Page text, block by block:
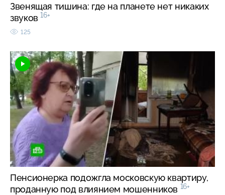
Звенящая тишина: где на планете нет никаких
звуков 16+
125
Пенсионерка подожгла московскую квартиру,
проданную под влиянием мошенников 16+